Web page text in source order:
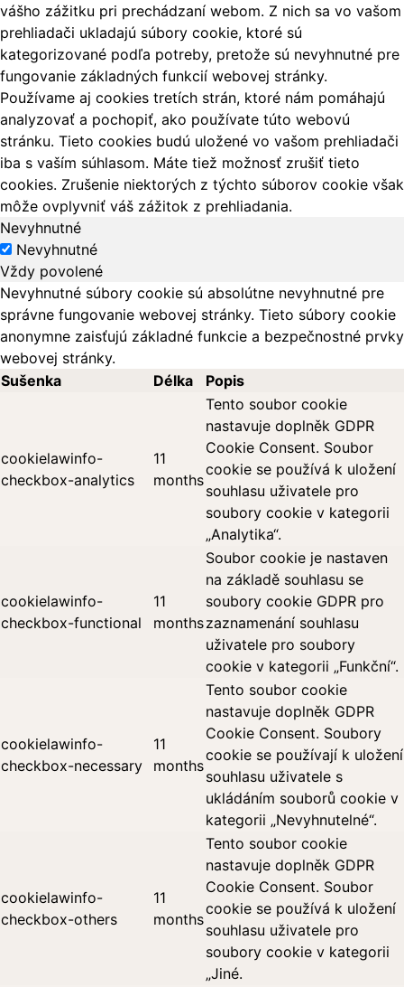
vášho zážitku pri prechádzaní webom. Z nich sa vo vašom
prehliadači ukladajú súbory cookie, ktoré sú
kategorizované podľa potreby, pretože sú nevyhnutné pre
fungovanie základných funkcií webovej stránky.
Používame aj cookies tretích strán, ktoré nám pomáhajú
analyzovať a pochopiť, ako používate túto webovú
stránku. Tieto cookies budú uložené vo vašom prehliadači
iba s vaším súhlasom. Máte tiež možnosť zrušiť tieto
cookies. Zrušenie niektorých z týchto súborov cookie však
môže ovplyvniť váš zážitok z prehliadania.
Nevyhnutné
Nevyhnutné
Vždy povolené
Nevyhnutné súbory cookie sú absolútne nevyhnutné pre
správne fungovanie webovej stránky. Tieto súbory cookie
anonymne zaisťujú základné funkcie a bezpečnostné prvky
webovej stránky.
Sušenka
Délka Popis
cookielawinfo-
checkbox-analytics
11
months
Tento soubor cookie
nastavuje doplněk GDPR
Cookie Consent. Soubor
cookie se používá k uložení
souhlasu uživatele pro
soubory cookie v kategorii
„Analytika“.
cookielawinfo-
checkbox-functional
11
months
Soubor cookie je nastaven
na základě souhlasu se
soubory cookie GDPR pro
zaznamenání souhlasu
uživatele pro soubory
cookie v kategorii „Funkční“.
cookielawinfo-
checkbox-necessary
11
months
Tento soubor cookie
nastavuje doplněk GDPR
Cookie Consent. Soubory
cookie se používají k uložení
souhlasu uživatele s
ukládáním souborů cookie v
kategorii „Nevyhnutelné“.
cookielawinfo-
checkbox-others
11
months
Tento soubor cookie
nastavuje doplněk GDPR
Cookie Consent. Soubor
cookie se používá k uložení
souhlasu uživatele pro
soubory cookie v kategorii
„Jiné.